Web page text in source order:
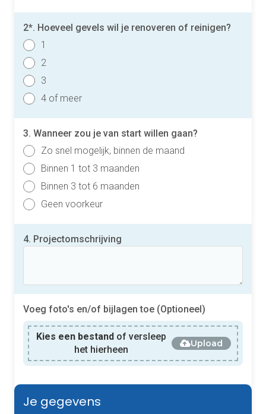
2*. Hoeveel gevels wil je renoveren of reinigen?
1
2
3
4 of meer
3. Wanneer zou je van start willen gaan?
Zo snel mogelijk, binnen de maand
Binnen 1 tot 3 maanden
Binnen 3 tot 6 maanden
Geen voorkeur
4. Projectomschrijving
Voeg foto's en/of bijlagen toe (Optioneel)
Kies een bestand of versleep
het hierheen
Upload
Je gegevens